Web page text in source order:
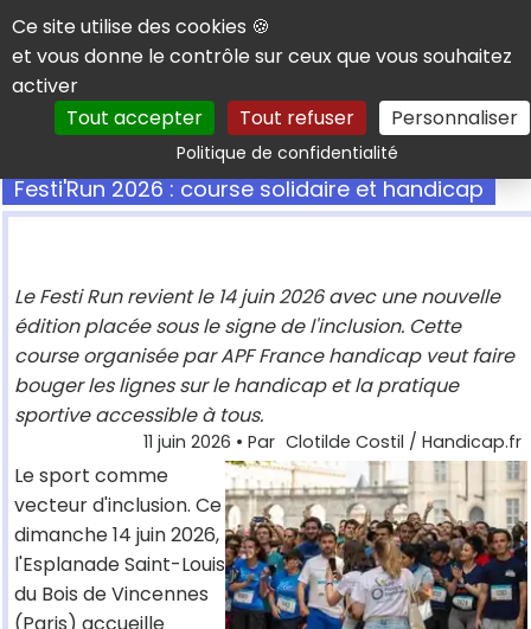
Panneau de gestion des cookies
Ce site utilise des cookies 🍪
et vous donne le contrôle sur ceux que vous souhaitez
activer
Tout accepter
Tout refuser Personnaliser
Politique de confidentialitéRechercher
Festi'Run 2026 : course solidaire et handicap
Le Festi Run revient le 14 juin 2026 avec une nouvelle
édition placée sous le signe de l'inclusion. Cette
course organisée par APF France handicap veut faire
bouger les lignes sur le handicap et la pratique
sportive accessible à tous.
11 juin 2026 • Par Clotilde Costil / Handicap.fr
Le sport comme
vecteur d'inclusion. Ce
dimanche 14 juin 2026,
l'Esplanade Saint-Louis
du Bois de Vincennes